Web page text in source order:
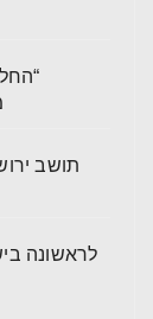
לראשונה